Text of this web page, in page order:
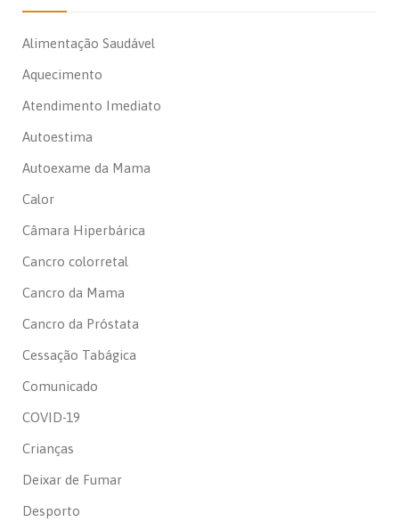
Alimentação Saudável
Aquecimento
Atendimento Imediato
Autoestima
Autoexame da Mama
Calor
Câmara Hiperbárica
Cancro colorretal
Cancro da Mama
Cancro da Próstata
Cessação Tabágica
Comunicado
COVID-19
Crianças
Deixar de Fumar
Desporto